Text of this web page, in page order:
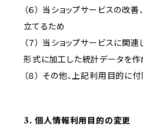
（６） 当ショップサービスの改
立てるため
（７） 当ショップサービスに関
形式に加工した統計データを作
（８） その他、上記利用目的に
3. 個人情報利用目的の変更